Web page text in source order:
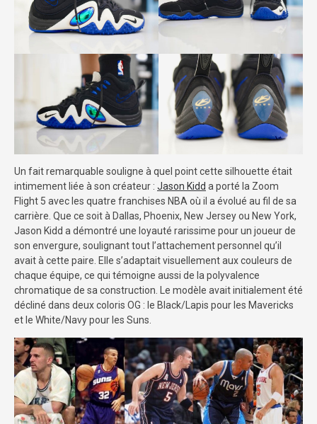
Un fait remarquable souligne à quel point cette silhouette était
intimement liée à son créateur : Jason Kidd a porté la Zoom
Flight 5 avec les quatre franchises NBA où il a évolué au fil de sa
carrière. Que ce soit à Dallas, Phoenix, New Jersey ou New York,
Jason Kidd a démontré une loyauté rarissime pour un joueur de
son envergure, soulignant tout l’attachement personnel qu’il
avait à cette paire. Elle s’adaptait visuellement aux couleurs de
chaque équipe, ce qui témoigne aussi de la polyvalence
chromatique de sa construction. Le modèle avait initialement été
décliné dans deux coloris OG : le Black/Lapis pour les Mavericks
et le White/Navy pour les Suns.